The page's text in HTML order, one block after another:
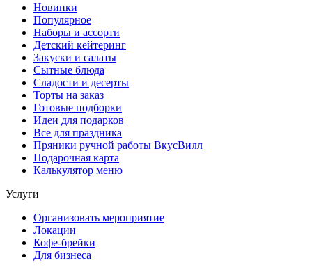
Новинки
Популярное
Наборы и ассорти
Детский кейтеринг
Закуски и салаты
Сытные блюда
Сладости и десерты
Торты на заказ
Готовые подборки
Идеи для подарков
Все для праздника
Пряники ручной работы ВкусВилл
Подарочная карта
Калькулятор меню
Услуги
Организовать мероприятие
Локации
Кофе-брейки
Для бизнеса